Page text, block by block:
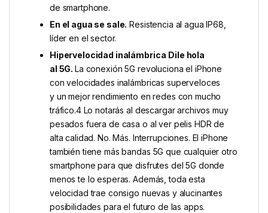
de smartphone.
En el agua se sale. Resistencia al agua IP68,
líder en el sector.
Hiper­velocidad inalámbrica Dile hola
al 5G.La conexión 5G revoluciona el iPhone
con velocidades inalámbricas superveloces
y un mejor rendimiento en redes con mucho
tráfico.4 Lo notarás al descargar archivos muy
pesados fuera de casa o al ver pelis HDR de
alta calidad. No. Más. Interrupciones. El iPhone
también tiene más bandas 5G que cualquier otro
smartphone para que disfrutes del 5G donde
menos te lo esperas. Además, toda esta
velocidad trae consigo nuevas y alucinantes
posibilidades para el futuro de las apps.